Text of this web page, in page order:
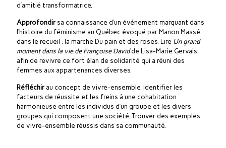
d’amitié transformatrice.
Approfondir sa connaissance d’un événement marquant dans
l’histoire du féminisme au Québec évoqué par Manon Massé
dans le recueil : la marche Du pain et des roses. Lire Un grand
moment dans la vie de Françoise Davidde Lisa-Marie Gervais
afin de revivre ce fort élan de solidarité qui a réuni des
femmes aux appartenances diverses.
Réfléchir au concept de vivre-ensemble. Identifier les
facteurs de réussite et les freins à une cohabitation
harmonieuse entre les individus d’un groupe et les divers
groupes qui composent une société. Trouver des exemples
de vivre-ensemble réussis dans sa communauté.